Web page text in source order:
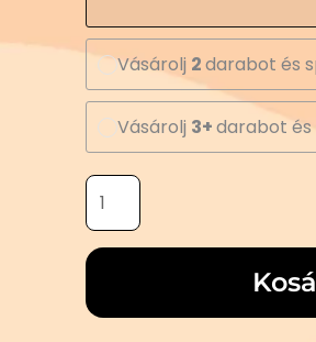
Vásárolj 2darabot és
Vásárolj 3+darabot és